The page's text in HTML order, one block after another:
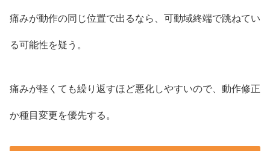
痛みが動作の同じ位置で出るなら、可動域終端で跳ねてい
る可能性を疑う。
痛みが軽くても繰り返すほど悪化しやすいので、動作修正
か種目変更を優先する。